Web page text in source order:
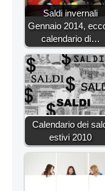
Saldi invernali
Gennaio 2014,
calendario di…
Calendario dei
estivi 2010